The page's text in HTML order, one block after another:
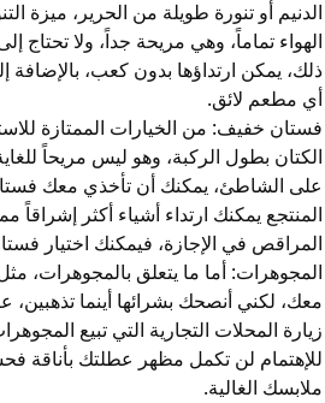
الدنيم أو تنورة طويلة من الحرير، ميزة
الهواء تماماً، وهي مريحة جداً، ولا تحتاج
ذلك، يمكن ارتداؤها بدون كعب،
أي مطعم لائق.
فستان خفيف: من الخيارات الممتازة
الكتان بطول الركبة، وهو ليس مريحاً
على الشاطئ، يمكنك أن تأخذي معك
المنتجع يمكنك ارتداء أشياء أكثر إشراقاً
المراقص في الإجازة، فيمكنك اختيار
المجوهرات: أما ما يتعلق بالمجوهرات،
معك، لكني أنصحك بشرائها أينما
زيارة المحلات التجارية التي تبيع
للإهتمام لن تكمل مظهر عطلتك بأناقة
ملابسك الغالية.